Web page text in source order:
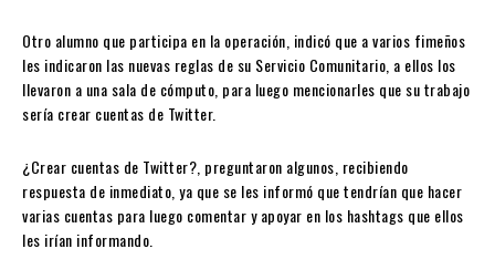
Otro alumno que participa en la operación, indicó que a varios fimeños
les indicaron las nuevas reglas de su Servicio Comunitario, a ellos los
llevaron a una sala de cómputo, para luego mencionarles que su trabajo
sería crear cuentas de Twitter.
¿Crear cuentas de Twitter?, preguntaron algunos, recibiendo
respuesta de inmediato, ya que se les informó que tendrían que hacer
varias cuentas para luego comentar y apoyar en los hashtags que ellos
les irían informando.